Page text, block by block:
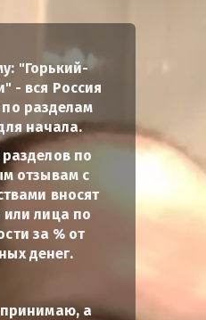
"Горький-
- вся Россия
разделам
начала.
по
отзывам с
вносят
лица по
за % от
денег.
а